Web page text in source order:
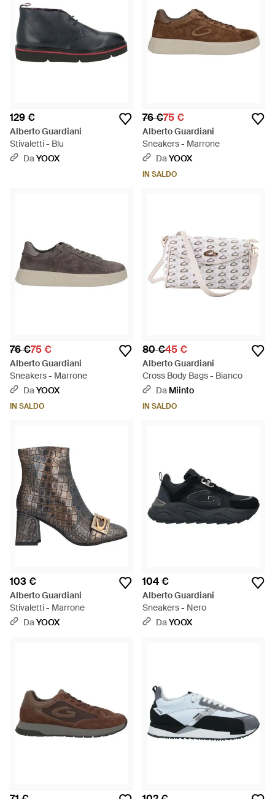
129 €
Alberto Guardiani
Stivaletti - Blu
DaYOOX
76 €75 €
Alberto Guardiani
Sneakers - Marrone
DaYOOX
IN SALDO
76 €75 €
Alberto Guardiani
Sneakers - Marrone
DaYOOX
IN SALDO
80 €45 €
Alberto Guardiani
Cross Body Bags - Bianco
Da Miinto
IN SALDO
103 €
Alberto Guardiani
Stivaletti - Marrone
DaYOOX
104 €
Alberto Guardiani
Sneakers - Nero
DaYOOX